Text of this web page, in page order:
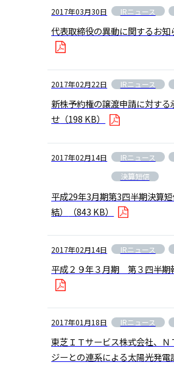
2017年03月30日 IRニュース
代表取締役の異動に関するお知
2017年02月22日 IRニュース
新株予約権の譲渡申請に対する
せ （198 KB）
2017年02月14日 IRニュース
決算短信
平成29年3月期第3四半期決算
結）
（843 KB）
2017年02月14日 IRニュース
平成２９年３月期 第３四半期
2017年01月18日 IRニュース
東芝ＩＴサービス株式会社、
ジーとの連系による太陽光発電